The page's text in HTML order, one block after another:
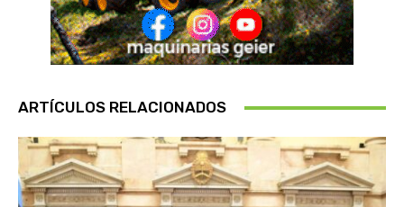
ARTÍCULOS RELACIONADOS